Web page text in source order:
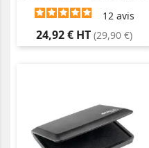
12 avis
Prix
24,92 € HT (29,90 €)